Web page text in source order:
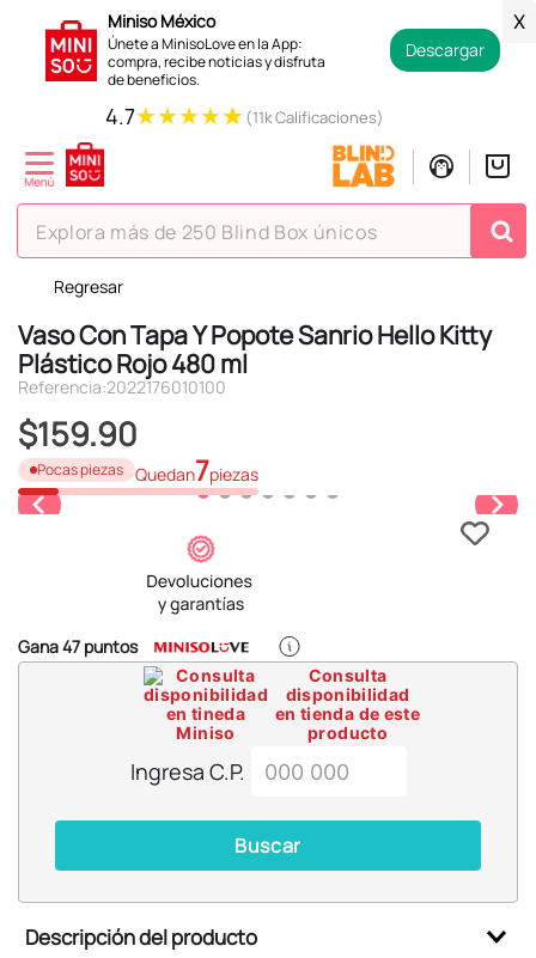
Miniso México
Únete a MinisoLove en la App:
compra, recibe noticias y disfruta
de beneficios.
Descargar
X
4.7★★★★★ (11k Calificaciones)
Explora más de 250 Blind Box únicos
Regresar
Vaso Con Tapa Y Popote Sanrio Hello Kitty
Plástico Rojo 480 ml
Referencia:2022176010100
$159.90
Pocas piezas Quedan7piezas
Gana47 puntos
Consulta
disponibilidad
en tienda de este
producto
Ingresa C.P.
Buscar
Descripción del producto
TÉRMINOS MÁS BUSCADOS
1.
hello kitty
2.
spiderman
3
peluche
4.
osito cariñosito
5.
blind box
9.
toy story